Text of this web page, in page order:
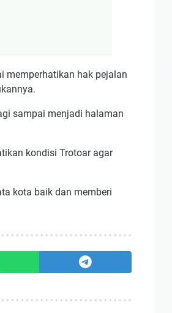
memperhatikan hak pejalan
sampai menjadi halaman
kondisi Trotoar agar
kota baik dan memberi